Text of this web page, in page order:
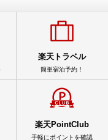
楽天トラベル
簡単宿泊予約！
楽天PointClub
手軽にポイントを確認